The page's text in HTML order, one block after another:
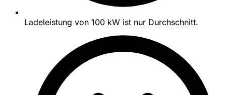
Ladeleistung von 100 kW ist nur Durchschnitt.